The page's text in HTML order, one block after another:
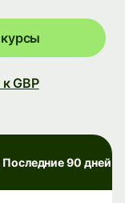
GBP
Последние 90 дней